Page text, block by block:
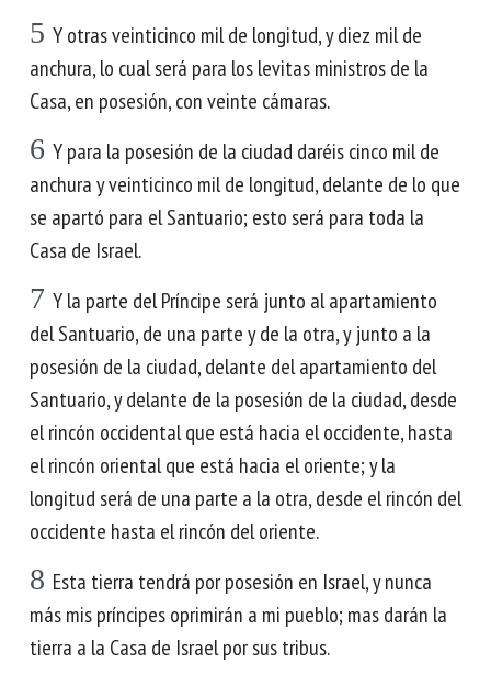
5 Y otras veinticinco mil de longitud, y diez mil de
anchura, lo cual será para los levitas ministros de la
Casa, en posesión, con veinte cámaras.
6 Y para la posesión de la ciudad daréis cinco mil de
anchura y veinticinco mil de longitud, delante de lo que
se apartó para el Santuario; esto será para toda la
Casa de Israel.
7 Y la parte del Príncipe será junto al apartamiento
del Santuario, de una parte y de la otra, y junto a la
posesión de la ciudad, delante del apartamiento del
Santuario, y delante de la posesión de la ciudad, desde
el rincón occidental que está hacia el occidente, hasta
el rincón oriental que está hacia el oriente; y la
longitud será de una parte a la otra, desde el rincón del
occidente hasta el rincón del oriente.
8 Esta tierra tendrá por posesión en Israel, y nunca
más mis príncipes oprimirán a mi pueblo; mas darán la
tierra a la Casa de Israel por sus tribus.